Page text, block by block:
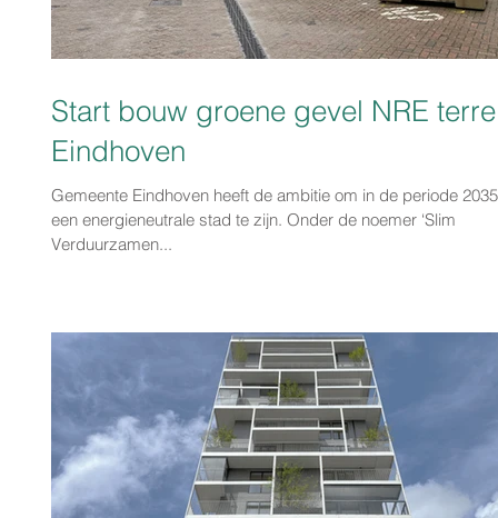
Start bouw groene gevel NRE
Eindhoven
Gemeente Eindhoven heeft de ambitie om in de periode
een energieneutrale stad te zijn. Onder de noemer ‘Slim
Verduurzamen...